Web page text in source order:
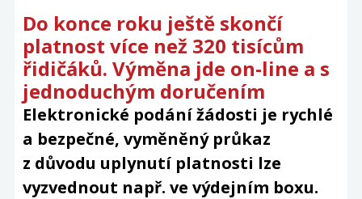
Do konce roku ještě skončí
platnost více než 320 tisícům
řidičáků. Výměna jde on-line a s
jednoduchým doručením
Elektronické podání žádosti je rychlé
a bezpečné, vyměněný průkaz
z důvodu uplynutí platnosti lze
vyzvednout např. ve výdejním boxu.